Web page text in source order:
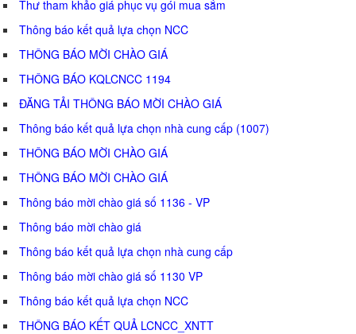
Thư tham khảo giá phục vụ gói mua sắm
Thông báo kết quả lựa chọn NCC
THÔNG BÁO MỜI CHÀO GIÁ
THÔNG BÁO KQLCNCC 1194
ĐĂNG TẢI THÔNG BÁO MỜI CHÀO GIÁ
Thông báo kết quả lựa chọn nhà cung cấp (1007)
THÔNG BÁO MỜI CHÀO GIÁ
THÔNG BÁO MỜI CHÀO GIÁ
Thông báo mời chào giá số 1136 - VP
Thông báo mời chào giá
Thông báo kết quả lựa chọn nhà cung cấp
Thông báo mời chào giá số 1130 VP
Thông báo kết quả lựa chọn NCC
THÔNG BÁO KẾT QUẢ LCNCC_XNTT